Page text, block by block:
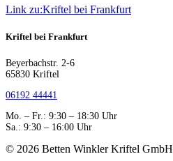
Link zu:Kriftel bei Frankfurt
Kriftel bei Frankfurt
Beyerbachstr. 2-6
65830 Kriftel
06192 44441
Mo. – Fr.: 9:30 – 18:30 Uhr
Sa.: 9:30 – 16:00 Uhr
© 2026 Betten Winkler Kriftel GmbH